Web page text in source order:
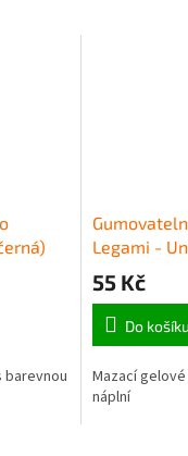
barevnou
Legami -
55 Kč
Do košíku
Mazací
náplní